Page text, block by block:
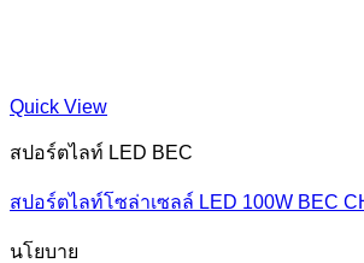
Quick View
สปอร์ตไลท์ LED BEC
สปอร์ตไลท์โซล่าเซลล์ LED 100W BEC
นโยบาย